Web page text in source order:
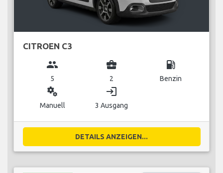
CITROEN C3
group
5
business_center
2
local_gas_station
Benzin
miscellaneous_services
Manuell
login
3 Ausgang
DETAILS ANZEIGEN...